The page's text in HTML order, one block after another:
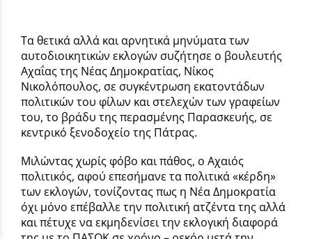
Τα θετικά αλλά και αρνητικά μηνύματα των
αυτοδιοικητικών εκλογών συζήτησε ο βουλευτής
Αχαΐας της Νέας Δημοκρατίας, Νίκος
Νικολόπουλος, σε συγκέντρωση εκατοντάδων
πολιτικών του φίλων και στελεχών των γραφείων
του, το βράδυ της περασμένης Παρασκευής, σε
κεντρικό ξενοδοχείο της Πάτρας.
Μιλώντας χωρίς φόβο και πάθος, ο Αχαιός
πολιτικός, αφού επεσήμανε τα πολιτικά «κέρδη»
των εκλογών, τονίζοντας πως η Νέα Δημοκρατία
όχι μόνο επέβαλλε την πολιτική ατζέντα της αλλά
και πέτυχε να εκμηδενίσει την εκλογική διαφορά